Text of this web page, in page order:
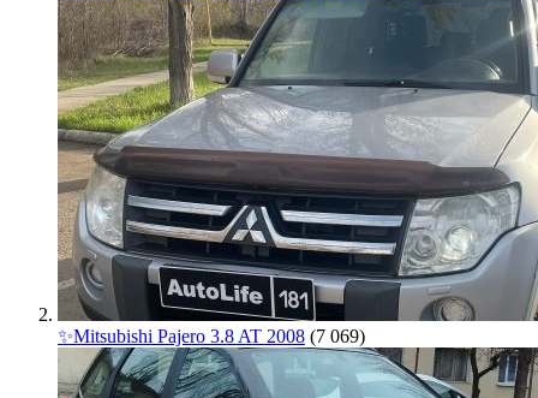
✨Mitsubishi Pajero 3.8 AT 2008 (7 069)